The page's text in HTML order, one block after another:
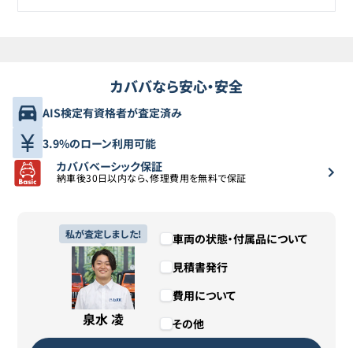
カババなら安心・安全
AIS検定有資格者が査定済み
3.9%のローン利用可能
カババベーシック保証
納車後30日以内なら、修理費用を無料で保証
私が査定しました!
泉水 凌
車両の状態・付属品について
見積書発行
費用について
その他